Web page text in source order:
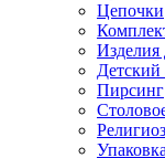
Цепочки
Детский
Пирсинг
Упаковка